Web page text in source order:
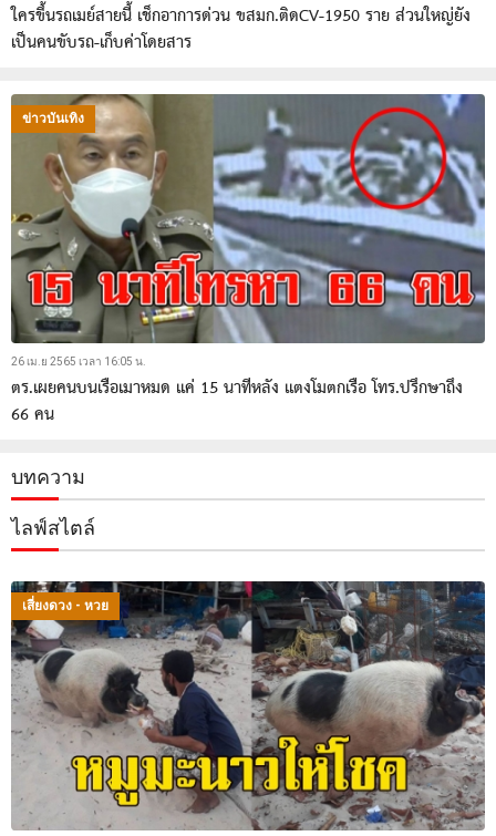
ใครขึ้นรถเมย์สายนี้ เช็กอาการด่วน ขสมก.ติดCV-1950 ราย ส่วนใหญ่ยัง
เป็นคนขับรถ-เก็บค่าโดยสาร
ข่าวบันเทิง
26 เม.ย 2565 เวลา 16:05 น.
ตร.เผยคนบนเรือเมาหมด แค่ 15 นาทีหลัง แตงโมตกเรือ โทร.ปรึกษาถึง
66 คน
บทความ
ไลฟ์สไตล์
เสี่ยงดวง - หวย